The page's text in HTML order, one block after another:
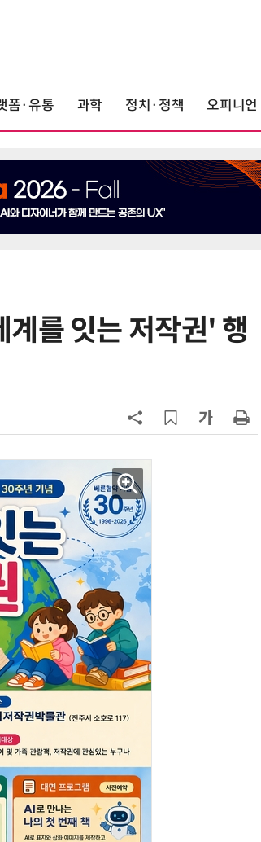
폼·유통 과학 정치·정책 오피니언
를 잇는 저작권' 행
6
쿠팡플레이, 이강인 데뷔전 직관 팬
최대 TFT 축제…신규 세트 '신비의
100여개국 순차 판매
9
KTis, 고령층 위한 '택시 대신 불러주
기' 운영
10 게임산업법 개편 논의 본격화... “진
흥 중심 전환 속 세부 보완 필요”